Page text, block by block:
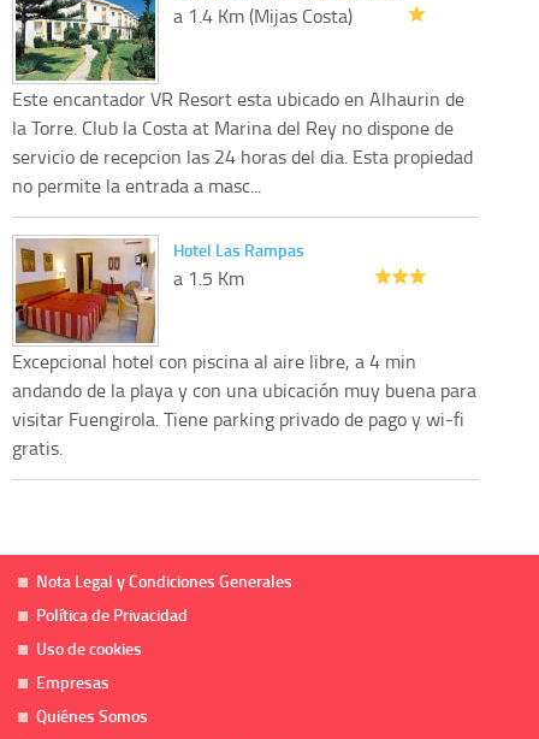
a 1.4 Km (Mijas Costa)
Este encantador VR Resort esta ubicado en Alhaurin de
la Torre. Club la Costa at Marina del Rey no dispone de
servicio de recepcion las 24 horas del dia. Esta propiedad
no permite la entrada a masc...
Hotel Las Rampas
a 1.5 Km
Excepcional hotel con piscina al aire libre, a 4 min
andando de la playa y con una ubicación muy buena para
visitar Fuengirola. Tiene parking privado de pago y wi-fi
gratis.
Nota Legal y Condiciones Generales
Política de Privacidad
Uso de cookies
Empresas
Quiénes Somos